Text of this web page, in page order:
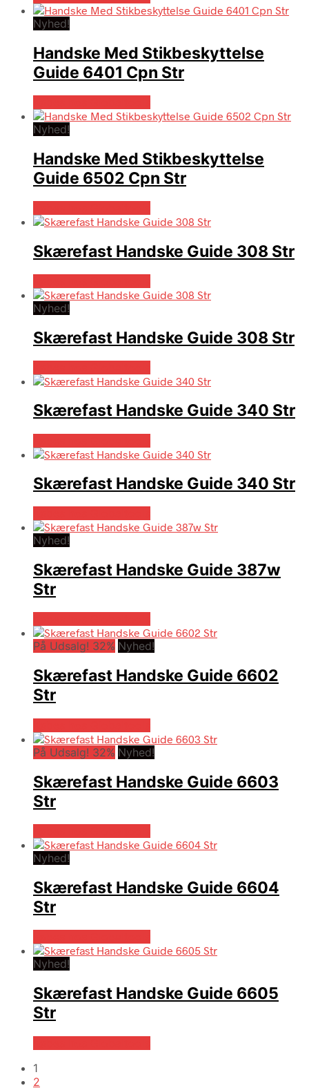
Nyhed!
Handske Med Stikbeskyttelse
Guide 6401 Cpn Str
Nyhed!
Handske Med Stikbeskyttelse
Guide 6502 Cpn Str
Skærefast Handske Guide 308 Str
Nyhed!
Skærefast Handske Guide 308 Str
Skærefast Handske Guide 340 Str
Skærefast Handske Guide 340 Str
Nyhed!
Skærefast Handske Guide 387w
Str
På Udsalg! 32% Nyhed!
Skærefast Handske Guide 6602
Str
På Udsalg! 32% Nyhed!
Skærefast Handske Guide 6603
Str
Nyhed!
Skærefast Handske Guide 6604
Str
Nyhed!
Skærefast Handske Guide 6605
Str
1
2